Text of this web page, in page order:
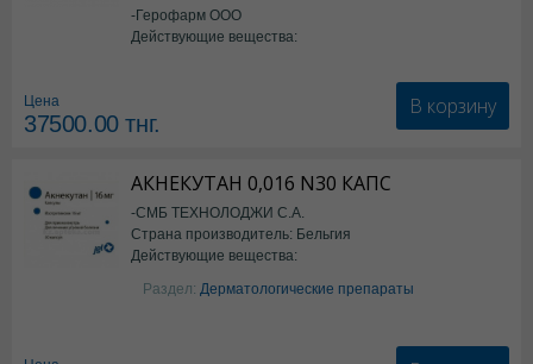
-Герофарм ООО
Действующие вещества:
Цена
37500.00тнг.
В корзину
АКНЕКУТАН 0,016 N30 КАПС
-СМБ ТЕХНОЛОДЖИ С.А.
Страна производитель: Бельгия
Действующие вещества:
Изотретиноин
Раздел: Дерматологические препараты